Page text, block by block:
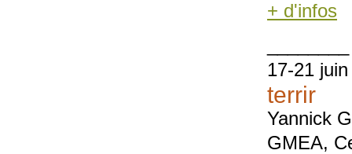
+ d'infos
17-21
terrir
Yannick
GMEA,